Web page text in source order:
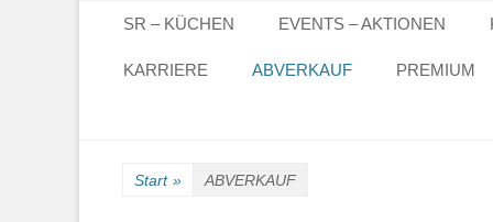
Primäres Menü
Inhalt
springen
SR – KÜCHEN EVENTS – AKTIONEN
KARRIERE ABVERKAUF PREMIUM
Start » ABVERKAUF